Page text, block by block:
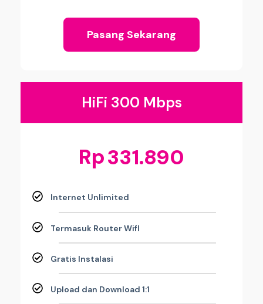
Pasang Sekarang
HiFi 300 Mbps
Rp331.890
Internet Unlimited
Termasuk Router WifI
Gratis Instalasi
Upload dan Download 1:1